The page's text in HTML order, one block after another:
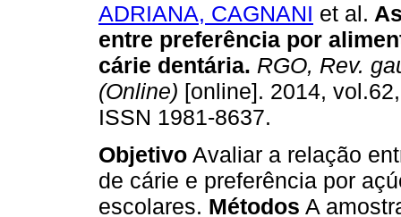
ADRIANA, CAGNANI et al.
entre preferência por
cárie dentária. RGO, Rev.
(Online) [online]. 2014,
ISSN 1981-8637.
Objetivo Avaliar a relação
de cárie e preferência por
escolares. Métodos A